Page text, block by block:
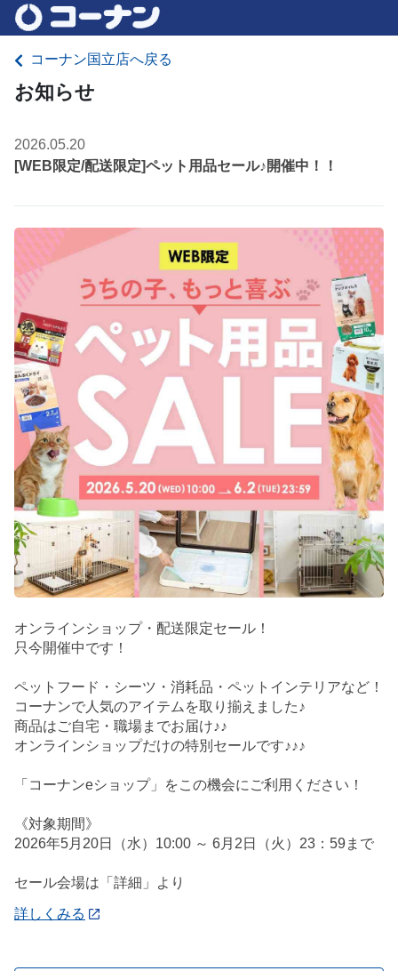
コーナン国立店へ戻る
お知らせ
2026.05.20
[WEB限定/配送限定]ペット用品セール♪開催中！！
オンラインショップ・配送限定セール！
只今開催中です！
ペットフード・シーツ・消耗品・ペットインテリアなど！
コーナンで人気のアイテムを取り揃えました♪
商品はご自宅・職場までお届け♪♪
オンラインショップだけの特別セールです♪♪♪
「コーナンeショップ」をこの機会にご利用ください！
《対象期間》
2026年5月20日（水）10:00 ～ 6月2日（火）23：59まで
セール会場は「詳細」より
詳しくみる